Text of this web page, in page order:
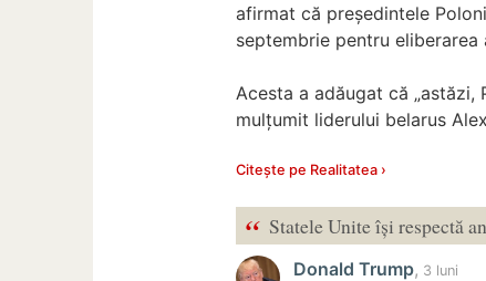
afirmat că președintele
septembrie pentru
Acesta a adăugat că
mulțumit liderului belarus
Citește pe Realitatea ›
“ Statele Unite își respectă
Donald Trump, 3 luni